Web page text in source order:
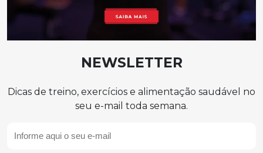
NEWSLETTER
Dicas de treino, exercícios e alimentação saudável no
seu e-mail toda semana.